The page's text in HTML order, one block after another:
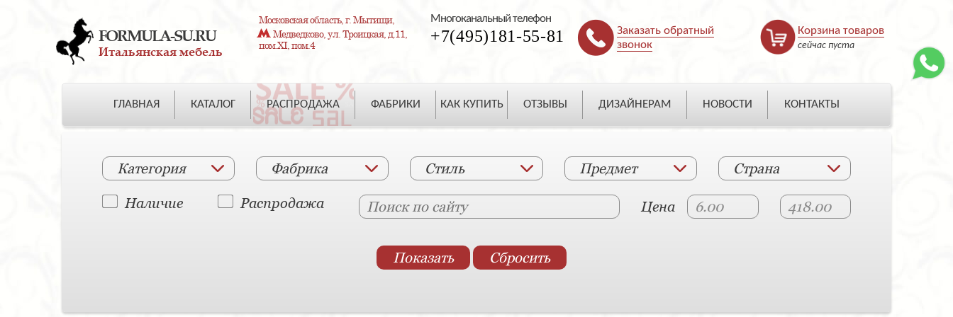
FORMULA-SU.RU
Итальянская мебель
Московская область, г. Мытищи,
Медведково, ул. Троицкая, д.11,
пом.XI, пом.4
Многоканальный телефон
+7(495)181-55-81
Заказать обратный
звонок
Корзина товаров
сейчас пуста
ГЛАВНАЯ КАТАЛОГ РАСПРОДАЖА ФАБРИКИ КАК КУПИТЬ ОТЗЫВЫ ДИЗАЙНЕРАМ НОВОСТИ КОНТАКТЫ
Категория Фабрика Стиль Предмет Страна
Наличие Распродажа Цена